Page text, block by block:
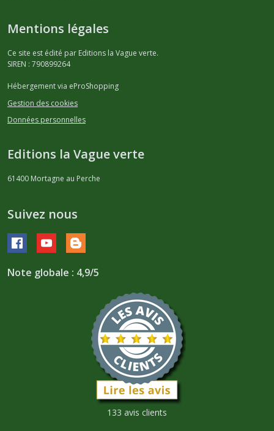
Mentions légales
Ce site est édité par Editions la Vague verte.
SIREN : 790899264
Hébergement via eProShopping
Gestion des cookies
Données personnelles
Editions la Vague verte
61400 Mortagne au Perche
Suivez nous
Note globale : 4,9/5
133 avis clients